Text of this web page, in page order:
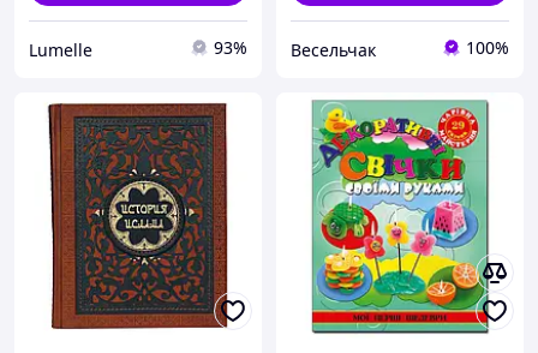
Lumelle 93% Весельчак 100%